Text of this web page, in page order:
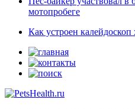
мотопробеге
Как устроен калейдоскоп